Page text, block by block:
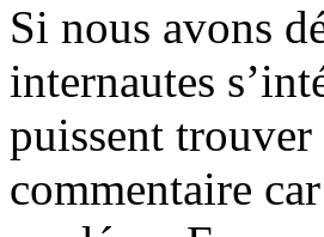
Si nous avons
internautes
puissent trouver
commentaire